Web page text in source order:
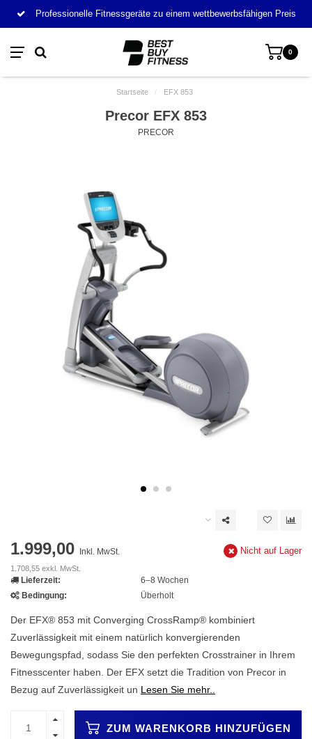
Professionelle Fitnessgeräte zu einem wettbewerbsfähigen Preis
0
Startseite / EFX 853
Precor EFX 853
PRECOR
1.999,00 Inkl. MwSt.
1.708,55 exkl. MwSt.
Nicht auf Lager
Lieferzeit:
6–8 Wochen
Bedingung:
Überholt
Der EFX® 853 mit Converging CrossRamp® kombiniert
Zuverlässigkeit mit einem natürlich konvergierenden
Bewegungspfad, sodass Sie den perfekten Crosstrainer in Ihrem
Fitnesscenter haben. Der EFX setzt die Tradition von Precor in
Bezug auf Zuverlässigkeit un Lesen Sie mehr..
ZUM WARENKORB HINZUFÜGEN